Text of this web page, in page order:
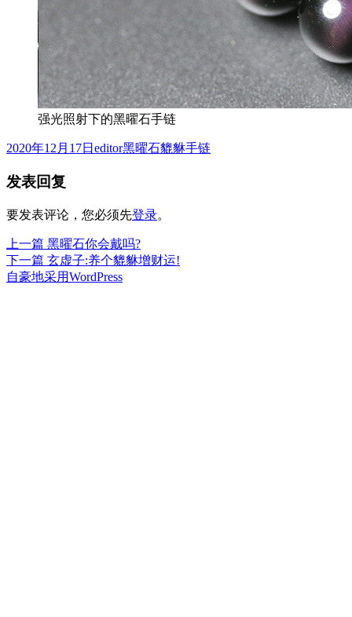
强光照射下的黑曜石手链
发
于
2020年12月17日 作
editor分
黑曜石貔貅手链
发表回复
要发表评论，您必须先登录。
文
章
上一篇 上
篇
文
黑曜石你会戴吗?
下一篇 下
篇
玄虚子:养个貔貅增财运!
自豪地采用WordPress